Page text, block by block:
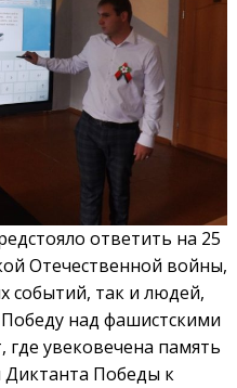
ответить на 25
Отечественной войны,
событий, так и людей,
над фашистскими
где увековечена память
Победы к